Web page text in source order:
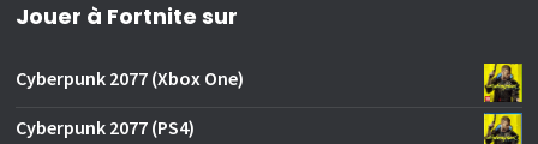
Jouer à Fortnite sur
Cyberpunk 2077 (Xbox One)
Cyberpunk 2077 (PS4)